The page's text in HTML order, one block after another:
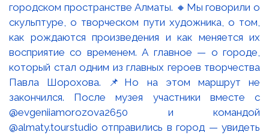
городском пространстве Алматы. 🔸Мы говорили о
скульптуре, о творческом пути художника, о том,
как рождаются произведения и как меняется их
восприятие со временем. А главное — о городе,
который стал одним из главных героев творчества
Павла Шорохова. 📌Но на этом маршрут не
закончился. После музея участники вместе с
@evgeniiamorozova2650 и командой
@almaty.tourstudio отправились в город — увидеть